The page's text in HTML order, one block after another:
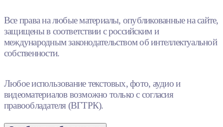
Все права на любые материалы, опубликованные на сайте,
защищены в соответствии с российским и
международным законодательством об интеллектуальной
собственности.
Любое использование текстовых, фото, аудио и
видеоматериалов возможно только с согласия
правообладателя (ВГТРК).